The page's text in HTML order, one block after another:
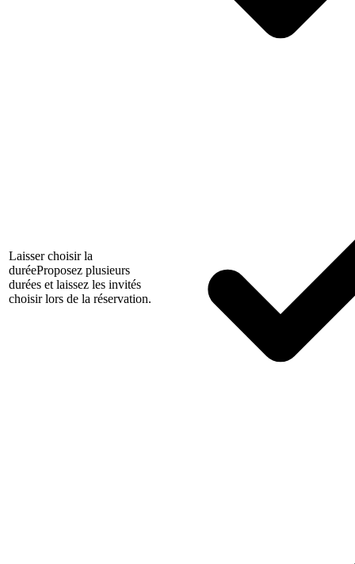
Laisser choisir la
duréeProposez plusieurs
durées et laissez les invités
choisir lors de la réservation.